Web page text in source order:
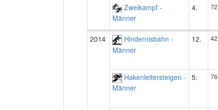
Zweikampf -
Männer
4. 72
2014
Hindernisbahn -
Männer
12. 42
Hakenleitersteigen -
Männer
5. 76